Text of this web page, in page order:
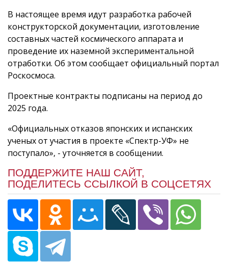
В настоящее время идут разработка рабочей
конструкторской документации, изготовление
составных частей космического аппарата и
проведение их наземной экспериментальной
отработки. Об этом сообщает официальный портал
Роскосмоса.
Проектные контракты подписаны на период до
2025 года.
«Официальных отказов японских и испанских
ученых от участия в проекте «Спектр-УФ» не
поступало», - уточняется в сообщении.
ПОДДЕРЖИТЕ НАШ САЙТ,
ПОДЕЛИТЕСЬ ССЫЛКОЙ В СОЦСЕТЯХ